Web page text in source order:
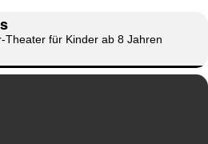
Theater für Kinder ab 8 Jahren